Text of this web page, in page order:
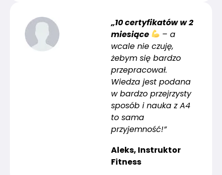
„10 certyfikatów w 2
miesiące
– a
wcale nie czuję,
żebym się bardzo
przepracował.
Wiedza jest podana
w bardzo przejrzysty
sposób i nauka z A4
to sama
przyjemność!”
Aleks, Instruktor
Fitness